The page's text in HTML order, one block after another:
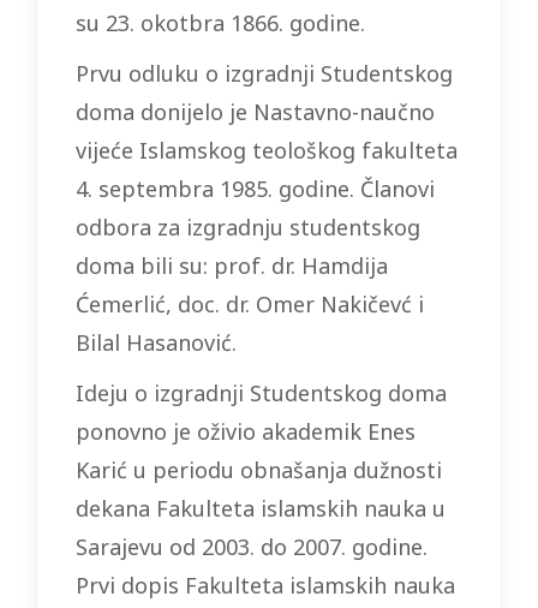
su 23. okotbra 1866. godine.
Prvu odluku o izgradnji Studentskog
doma donijelo je Nastavno-naučno
vijeće Islamskog teološkog fakulteta
4. septembra 1985. godine. Članovi
odbora za izgradnju studentskog
doma bili su: prof. dr. Hamdija
Ćemerlić, doc. dr. Omer Nakičevć i
Bilal Hasanović.
Ideju o izgradnji Studentskog doma
ponovno je oživio akademik Enes
Karić u periodu obnašanja dužnosti
dekana Fakulteta islamskih nauka u
Sarajevu od 2003. do 2007. godine.
Prvi dopis Fakulteta islamskih nauka